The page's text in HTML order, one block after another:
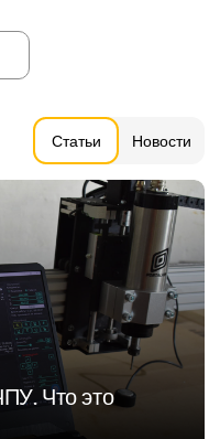
Статьи Новости